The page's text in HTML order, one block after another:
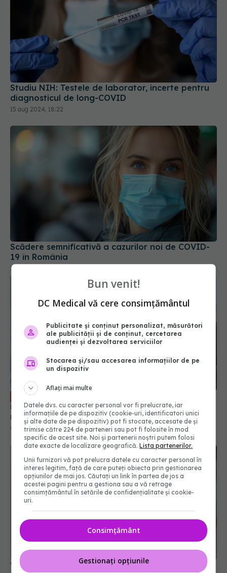
Studiu NIH: Testele de laborator, incerte pentru
diagnosticul de long-COVID
15 aug 2024, 18:22
Scădere semnificativă a cazurilor noi de COVID-
19 în România
14 oct 2025, 14:20
EXCLUSIV Paxlovid: când apare în România, cine
îl poate lua. Cum acționează nirmatrelvir și
ritonavir, substanțele din Paxlovid. Rafila: S-a
semnat contractul. Va fi disponibil la
recomandarea medicului
09 oct 2023, 13:08
Vaccinul anti-COVID a scăzut incidența AVC-urilor
și a infarctului
03 aug 2024, 16:27
Bun venit!
DC Medical vă cere consimțământul
Publicitate și conținut personalizat, măsurători
ale publicității și de conținut, cercetarea
audienței și dezvoltarea serviciilor
Stocarea și/sau accesarea informațiilor de pe
un dispozitiv
Aflați mai multe
Datele dvs. cu caracter personal vor fi prelucrate, iar
informațiile de pe dispozitiv (cookie-uri, identificatori unici
și alte date de pe dispozitiv) pot fi stocate, accesate de și
trimise către 224 de parteneri sau pot fi folosite în mod
specific de acest site. Noi și partenerii noștri putem folosi
date exacte de localizare geografică.Lista partenerilor.
Unii furnizori vă pot prelucra datele cu caracter personal în
interes legitim, față de care puteți obiecta prin gestionarea
opțiunilor de mai jos. Căutați un link în partea de jos a
acestei pagini pentru a gestiona sau a vă retrage
consimțământul în setările de confidențialitate și cookie-
uri.
Consimțământ
Gestionați opțiunile